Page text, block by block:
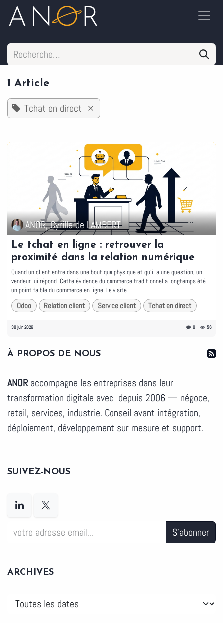
Se rendre au contenu
1 Article
Tchat en direct ×
ANOR, Cyrille de LAMBERT
Le tchat en ligne : retrouver la
proximité dans la relation numérique
Quand un client entre dans une boutique physique et qu'il a une question, un
vendeur lui répond. Cette évidence du commerce traditionnel a longtemps été
un point faible du commerce en ligne. Le visite...
Odoo Relation client Service client Tchat en direct
30 juin 2026 0 56
À PROPOS DE NOUS
ANORaccompagne les entreprises dans leur
transformation digitale avec depuis 2006 — négoce,
retail, services, industrie. Conseil avant intégration,
déploiement, développement sur mesure et support.
SUIVEZ-NOUS
S'abonner
ARCHIVES